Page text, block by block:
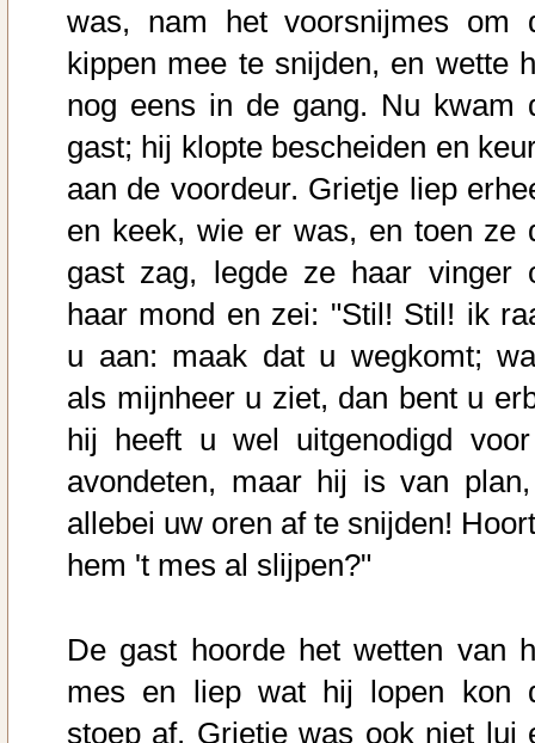
was, nam het voorsnijmes om
kippen mee te snijden, en wette
nog eens in de gang. Nu kwam
gast; hij klopte bescheiden en
aan de voordeur. Grietje liep
en keek, wie er was, en toen ze
gast zag, legde ze haar vinger
haar mond en zei: "Stil! Stil! ik
u aan: maak dat u wegkomt;
als mijnheer u ziet, dan bent u
hij heeft u wel uitgenodigd
avondeten, maar hij is van
allebei uw oren af te snijden!
hem 't mes al slijpen?"
De gast hoorde het wetten van
mes en liep wat hij lopen kon
stoep af. Grietje was ook niet lui